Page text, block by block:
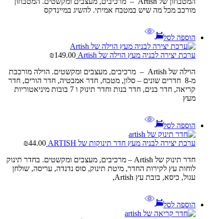
מורכב מכל מה שיש במטבח אמיתי. להשיג במיינדקס
הוספה לסל
ערכת יצירה לבניה מעץ הוילה של Artish ₪149.00
הוילה של Artish – מרכיבים, מעצבים ומקשטים. הוילה מורכבת
מ-8 חדרים שונים – סלון, מטבח, חדר אמבטיה, חדר הורים, חדר
קריאה, חדר בנים, חדר בנות וחדר תינוק ו 7 בובות מיניאטוריות
מעץ
הוספה לסל
ערכת יצירה לבניה מעץ חדר תינוקות של ARTISH ₪44.00
חדר תינוק של Artish – מרכיבים, מעצבים ומקשטים. בחדר תינוק
לוחות עץ לקירות החדר, מיטת תינוק, סוס נדנדה, עריסה, שולחן
עגול, כיסא, בובת עץ Artish,
הוספה לסל